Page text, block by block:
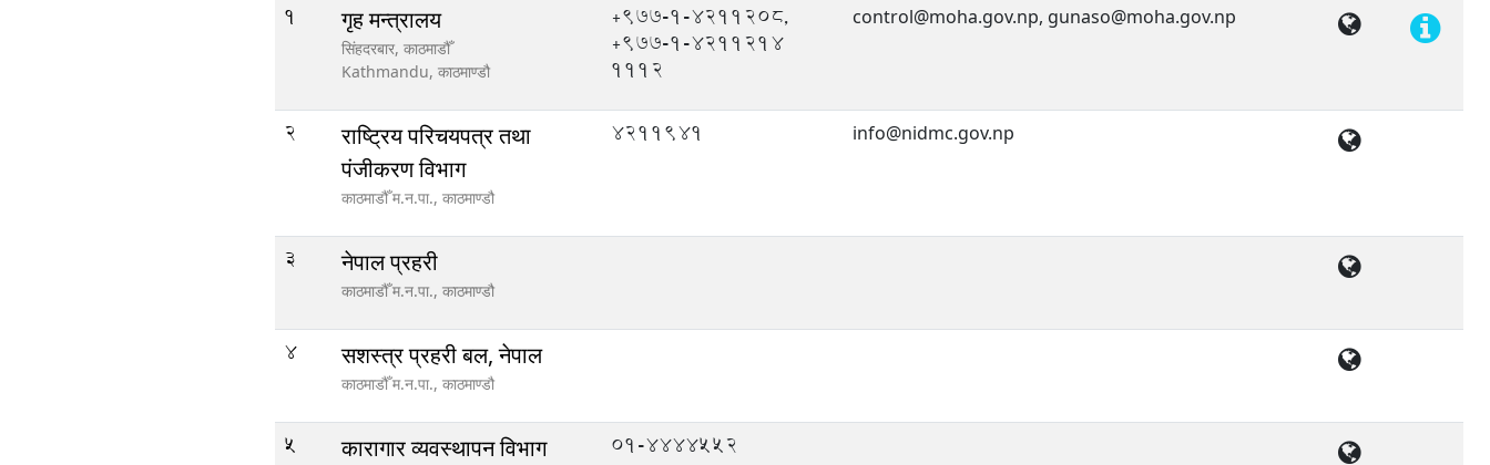
1 गृह मन्त्रालय
सिंहदरबार, काठमाडौँ
Kathmandu, काठमाण्डौ
+977-1-4211208,
+977-1-4211214
1112
control@moha.gov.np, gunaso@moha.gov.np
2
राष्ट्रिय परिचयपत्र तथा
पंजीकरण विभाग
काठमाडौँ म.न.पा., काठमाण्डौ
4211941 info@nidmc.gov.np
3 नेपाल प्रहरी
काठमाडौँ म.न.पा., काठमाण्डौ
4 सशस्त्र प्रहरी बल, नेपाल
काठमाडौँ म.न.पा., काठमाण्डौ
5 कारागार व्यवस्थापन विभाग 01-4444552